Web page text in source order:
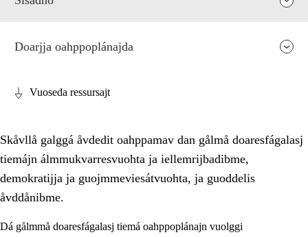
2. Prinsihpa oahppama, åvddånahttema ja ávddama hárráj
Doarjja oahppoplánajda
Vuoseda ressursajt
Skåvllå galggá åvdedit oahppamav dan gålmå doaresfágalasj
tiemájn álmmukvarresvuohta ja iellemrijbadibme,
demokratijja ja guojmmeviesátvuohta, ja guoddelis
åvddånibme.
Dá gålmmå doaresfágalasj tiemá oahppoplánajn vuolggi